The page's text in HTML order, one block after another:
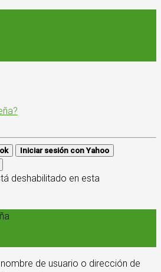
Iniciar sesión con Yahoo
deshabilitado en esta
de usuario o dirección de